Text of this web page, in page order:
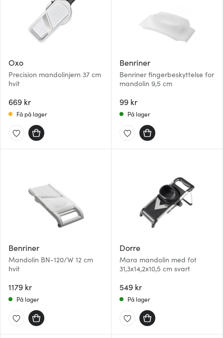
Oxo
Precision mandolinjern 37 cm
hvit
669 kr
Få på lager
Benriner
Benriner fingerbeskyttelse for
mandolin 9,5 cm
99 kr
På lager
Benriner
Mandolin BN-120/W 12 cm
hvit
1179 kr
På lager
Dorre
Mara mandolin med fot
31,3x14,2x10,5 cm svart
549 kr
På lager